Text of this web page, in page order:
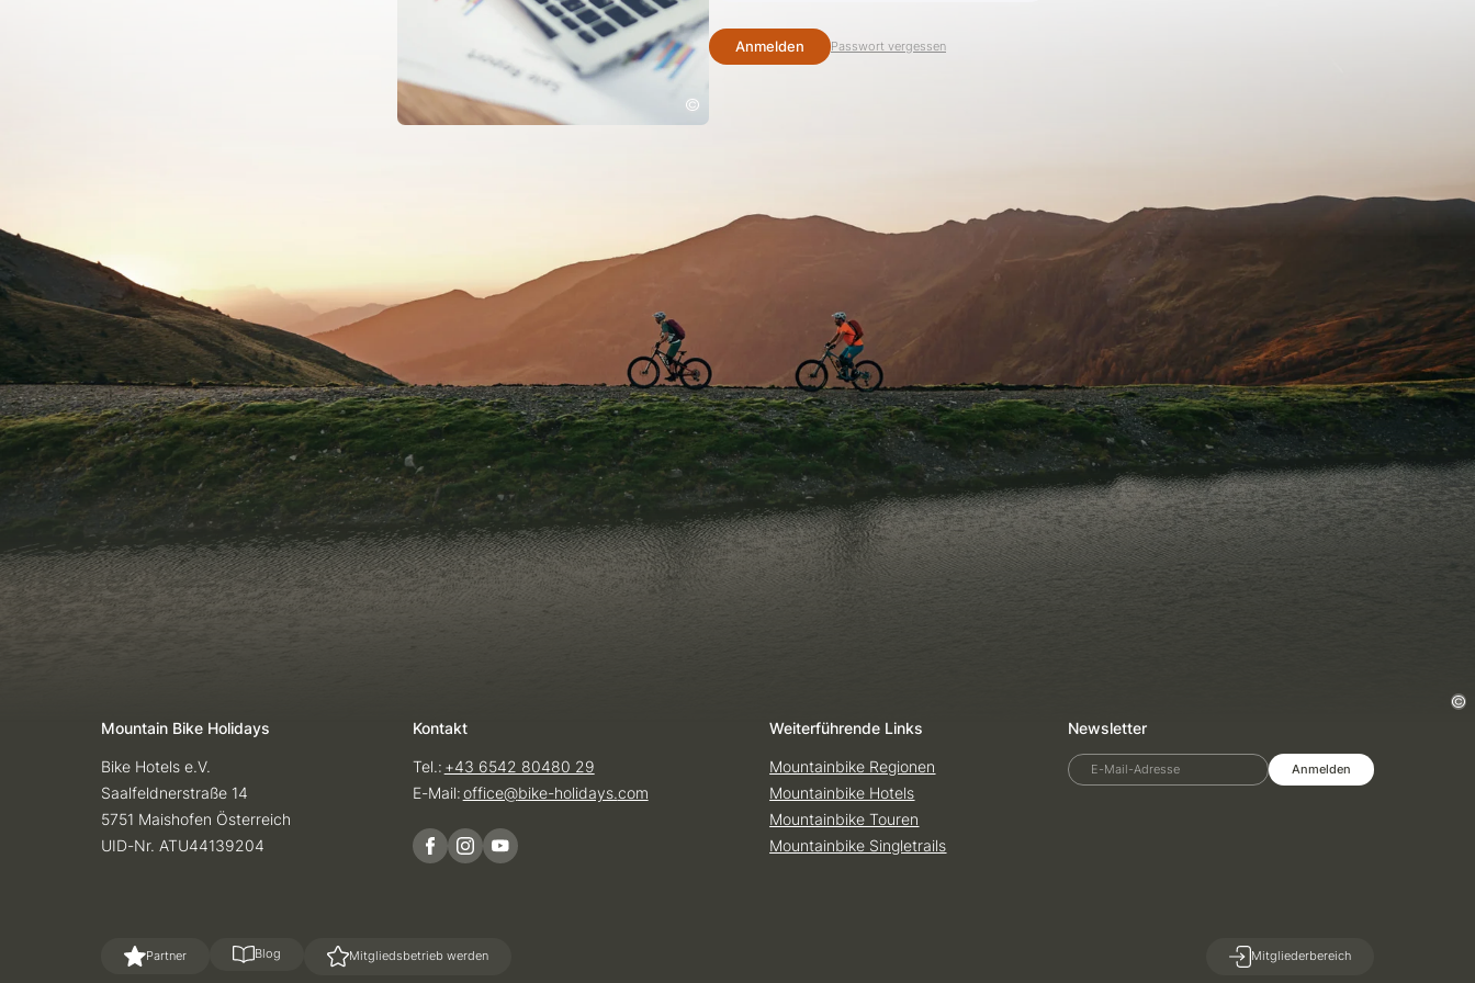
Passwort vergessen
Mountain Bike Holidays
Bike Hotels e.V.
Saalfeldnerstraße 14
5751 Maishofen Österreich
UID-Nr. ATU44139204
Kontakt
Tel.: +43 6542 80480 29
E-Mail:office@bike-holidays.com
Weiterführende Links
Mountainbike Regionen
Mountainbike Hotels
Mountainbike Touren
Mountainbike Singletrails
Newsletter
E-Mail-Adresse Anmelden
Partner Blog Mitgliedsbetrieb werden Mitgliederbereich